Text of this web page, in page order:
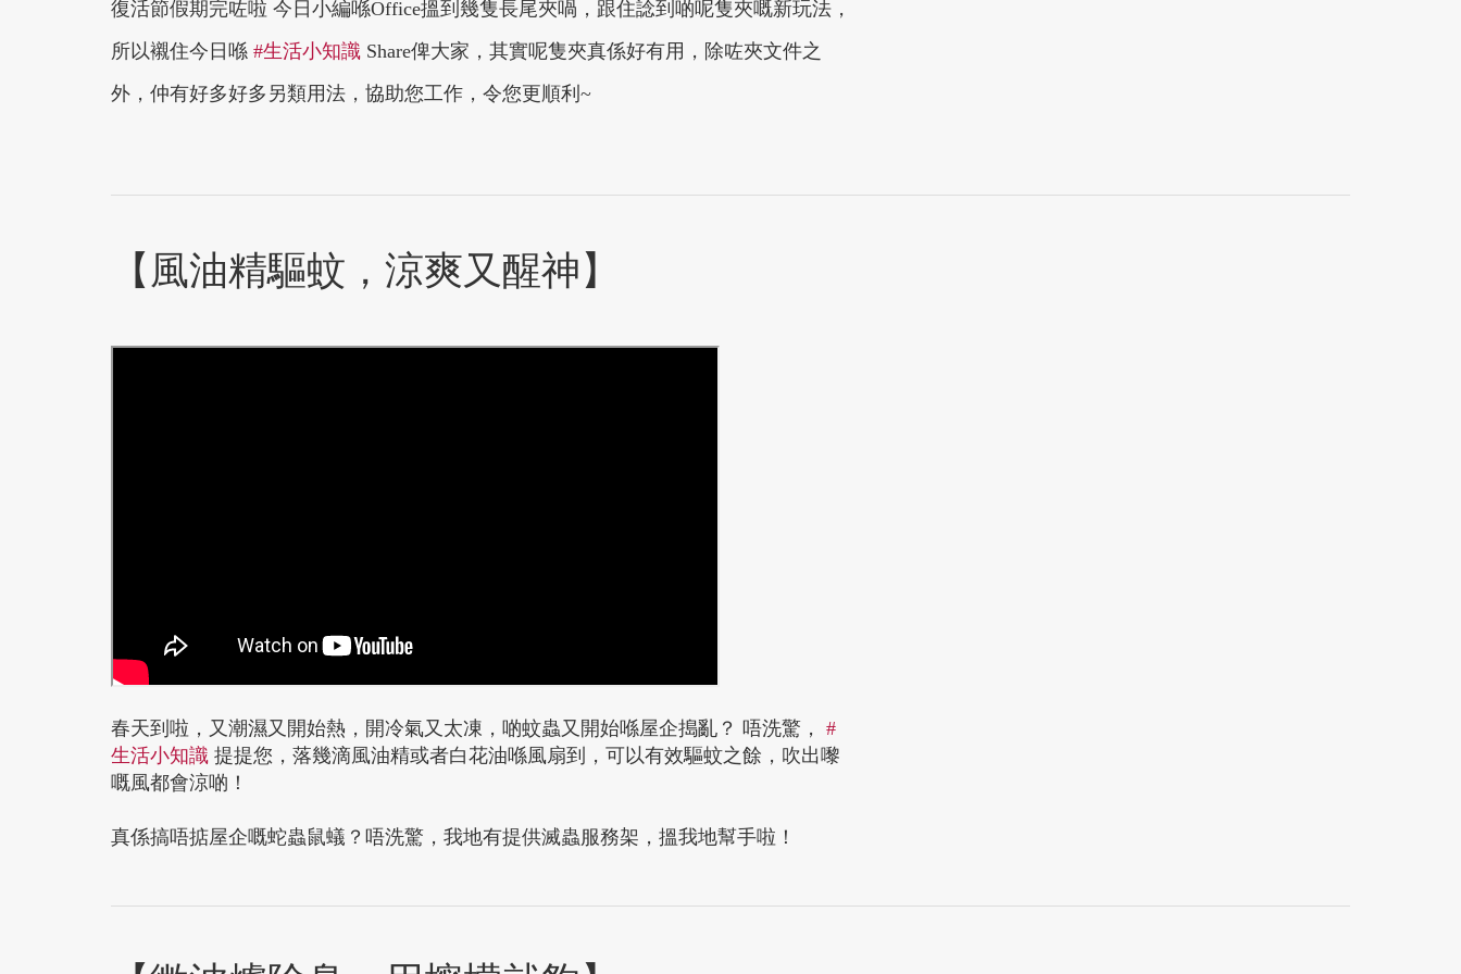
復活節假期完咗啦 今日小編喺Office搵到幾隻長尾夾喎，跟住諗到啲呢隻夾嘅新玩法，
所以襯住今日喺 #生活小知識 Share俾大家，其實呢隻夾真係好有用，除咗夾文件之
外，仲有好多好多另類用法，協助您工作，令您更順利~
【風油精驅蚊，涼爽又醒神】
春天到啦，又潮濕又開始熱，開冷氣又太凍，啲蚊蟲又開始喺屋企搗亂？ 唔洗驚， #
生活小知識 提提您，落幾滴風油精或者白花油喺風扇到，可以有效驅蚊之餘，吹出嚟
嘅風都會涼啲！
真係搞唔掂屋企嘅蛇蟲鼠蟻？唔洗驚，我地有提供滅蟲服務架，搵我地幫手啦！